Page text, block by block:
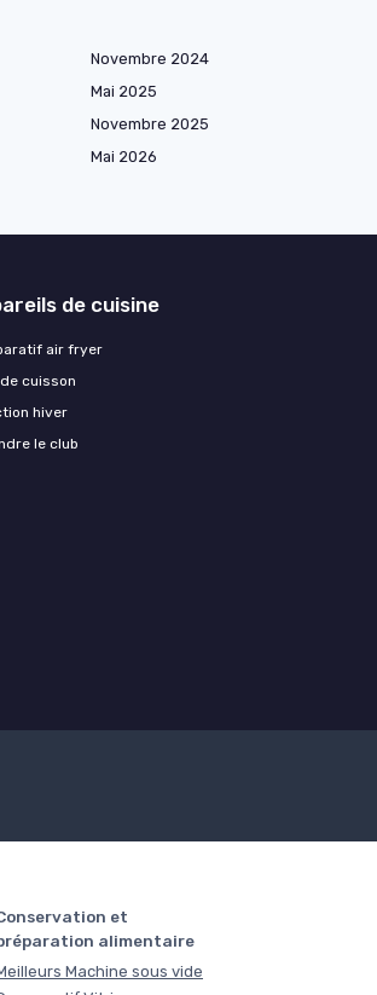
Novembre 2024
Mai 2025
Novembre 2025
Mai 2026
de cuisine
air fryer
cuisson
hiver
le club
et
alimentaire
Machine sous vide